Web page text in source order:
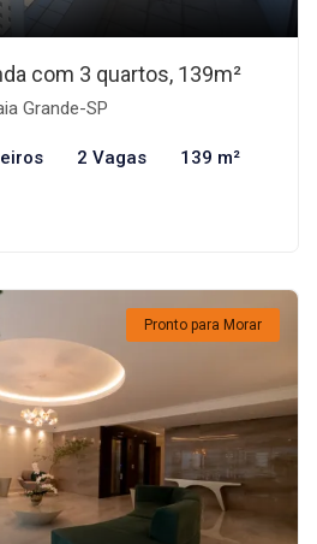
com 3 quartos, 139m²
Grande-SP
2 Vagas 139 m²
Pronto para Morar